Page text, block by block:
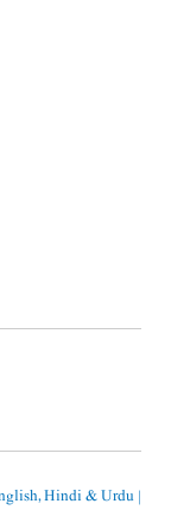
Hindi & Urdu |